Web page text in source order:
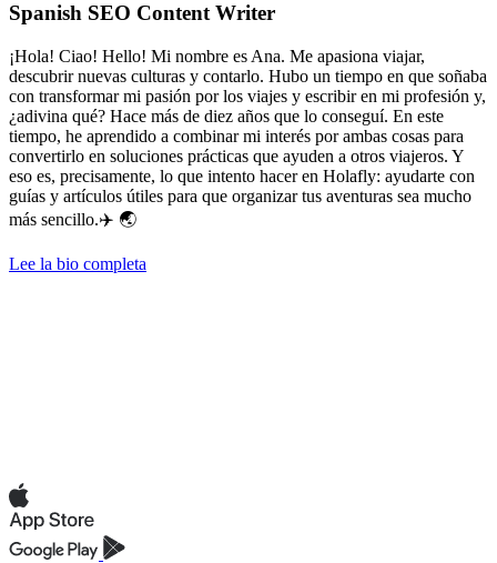
Spanish SEO Content Writer
¡Hola! Ciao! Hello! Mi nombre es Ana. Me apasiona viajar,
descubrir nuevas culturas y contarlo. Hubo un tiempo en que soñaba
con transformar mi pasión por los viajes y escribir en mi profesión y,
¿adivina qué? Hace más de diez años que lo conseguí. En este
tiempo, he aprendido a combinar mi interés por ambas cosas para
convertirlo en soluciones prácticas que ayuden a otros viajeros. Y
eso es, precisamente, lo que intento hacer en Holafly: ayudarte con
guías y artículos útiles para que organizar tus aventuras sea mucho
más sencillo.✈️ 🌏
Lee la bio completa